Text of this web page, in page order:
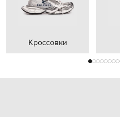
Кроссовки